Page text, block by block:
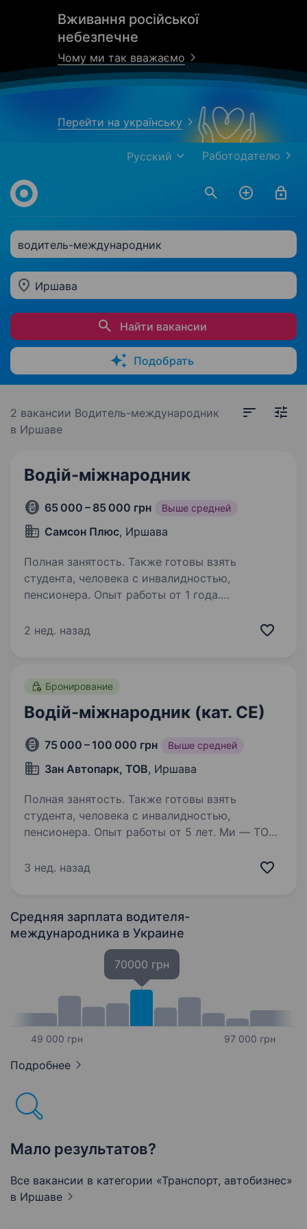
Вживання російської
небезпечне
Чому ми так вважаємо
Перейти на українську
Работодателю
Русский
водитель-международник
Иршава
Найти вакансии
Подобрать
2 вакансии Водитель-международник
в Иршаве
Водій-міжнародник
65 000 – 85 000 грн Выше средней
Самсон Плюс, Иршава
Полная занятость. Также готовы взять
студента, человека с инвалидностью,
пенсионера. Опыт работы от 1 года.
2 нед. назад
Бронирование
Водій-міжнародник (кат. СЕ)
75 000 – 100 000 грн Выше средней
Зан Автопарк, ТОВ, Иршава
Полная занятость. Также готовы взять
студента, человека с инвалидностью,
пенсионера. Опыт работы от 5 лет. Ми — ТОВ
компанія з міцною репутацією на ринку
Італія — Україна, де ми цінуємо безпеку та
відповідальність…
3 нед. назад
Средняя зарплата водителя-
международника в Украине
49 000 грн
70000 грн
97 000 грн
Подробнее
Мало результатов?
Все вакансии в категории «Транспорт, автобизнес»
в Иршаве